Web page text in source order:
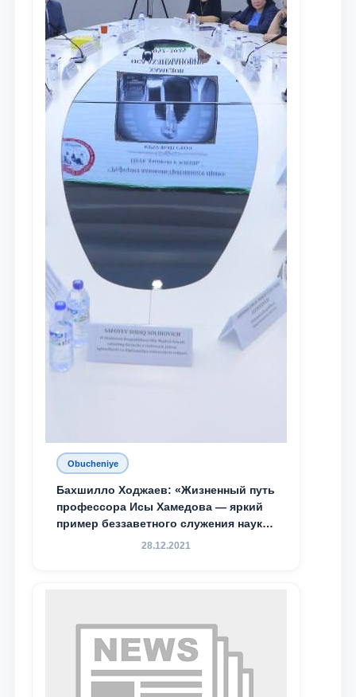
Obucheniye
Бахшилло Ходжаев: «Жизненный путь
профессора Исы Хамедова — яркий
пример беззаветного служения науке,
Родине и воспитанию молодого
28.12.2021